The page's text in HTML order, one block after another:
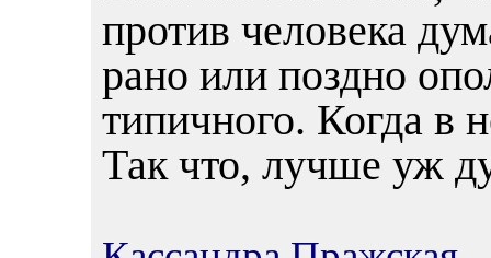
против человека
рано или поздно
типичного. Когда в
Так что, лучше уж